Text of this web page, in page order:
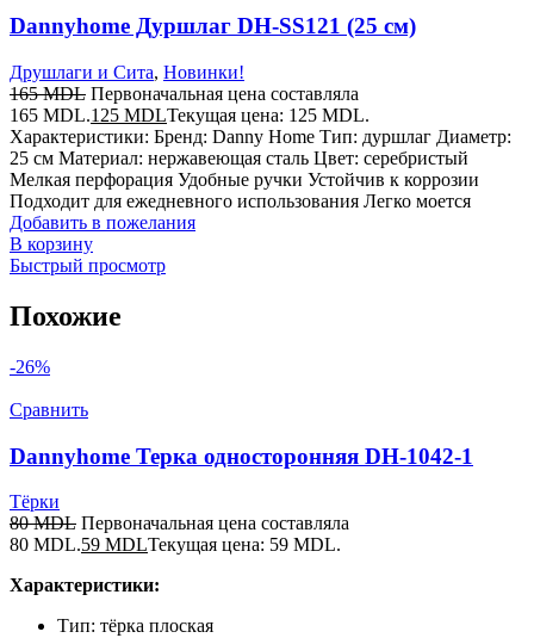
Dannyhome Дуршлаг DH-SS121 (25 см)
Друшлаги и Сита, Новинки!
165MDL Первоначальная цена составляла
165 MDL.125 MDLТекущая цена: 125 MDL.
Характеристики: Бренд: Danny Home Тип: дуршлаг Диаметр:
25 см Материал: нержавеющая сталь Цвет: серебристый
Мелкая перфорация Удобные ручки Устойчив к коррозии
Подходит для ежедневного использования Легко моется
Добавить в пожелания
В корзину
Быстрый просмотр
Похожие
-26%
Сравнить
Dannyhome Терка односторонняя DH-1042-1
Тёрки
80MDL Первоначальная цена составляла
80 MDL.59 MDLТекущая цена: 59 MDL.
Характеристики:
Тип: тёрка плоская